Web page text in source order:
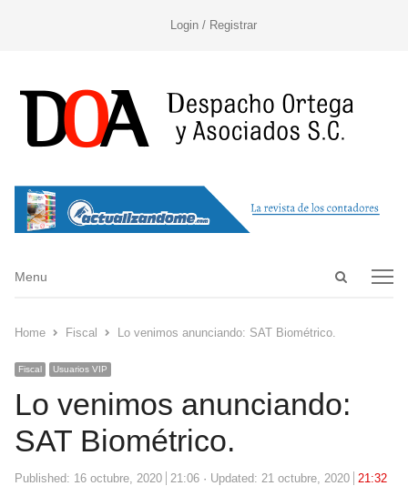
Login / Registrar
Open
Menu
Menu
Home Fiscal Lo venimos anunciando: SAT Biométrico.
Fiscal Usuarios VIP
Lo venimos anunciando:
SAT Biométrico.
Published: 16 octubre, 2020 21:06 Updated: 21 octubre, 2020
21:32